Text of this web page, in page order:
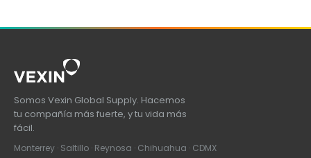
Somos Vexin Global Supply. Hacemos
tu compañía más fuerte, y tu vida más
fácil.
Monterrey · Saltillo · Reynosa · Chihuahua · CDMX